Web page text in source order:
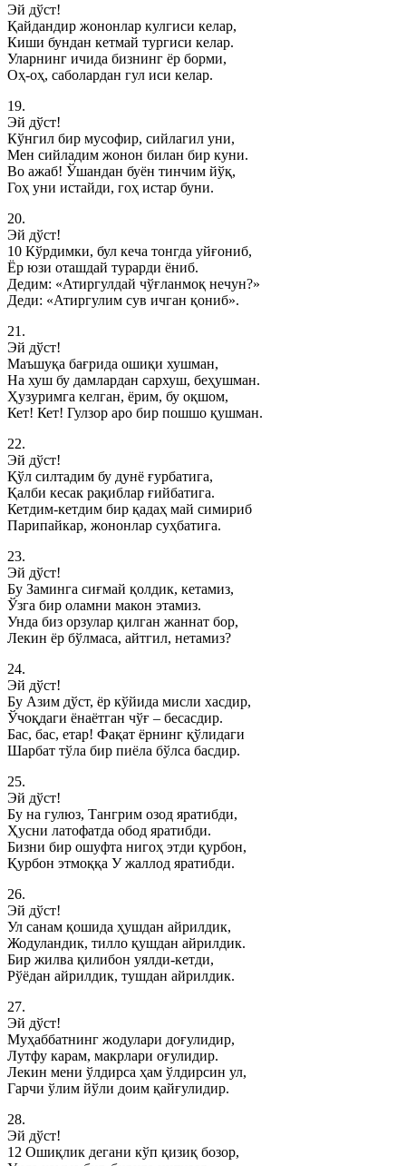
Эй дўст!
Қайдандир жононлар кулгиси келар,
Киши бундан кетмай тургиси келар.
Уларнинг ичида бизнинг ёр борми,
Оҳ-оҳ, саболардан гул иси келар.
19.
Эй дўст!
Кўнгил бир мусофир, сийлагил уни,
Мен сийладим жонон билан бир куни.
Во ажаб! Ўшандан буён тинчим йўқ,
Гоҳ уни истайди, гоҳ истар буни.
20.
Эй дўст!
10 Кўрдимки, бул кеча тонгда уйғониб,
Ёр юзи оташдай турарди ёниб.
Дедим: «Атиргулдай чўғланмоқ нечун?»
Деди: «Атиргулим сув ичган қониб».
21.
Эй дўст!
Маъшуқа бағрида ошиқи хушман,
На хуш бу дамлардан сархуш, беҳушман.
Ҳузуримга келган, ёрим, бу оқшом,
Кет! Кет! Гулзор аро бир пошшо қушман.
22.
Эй дўст!
Қўл силтадим бу дунё ғурбатига,
Қалби кесак рақиблар ғийбатига.
Кетдим-кетдим бир қадаҳ май симириб
Парипайкар, жононлар суҳбатига.
23.
Эй дўст!
Бу Заминга сиғмай қолдик, кетамиз,
Ўзга бир оламни макон этамиз.
Унда биз орзулар қилган жаннат бор,
Лекин ёр бўлмаса, айтгил, нетамиз?
24.
Эй дўст!
Бу Азим дўст, ёр кўйида мисли хасдир,
Ўчоқдаги ёнаётган чўғ – бесасдир.
Бас, бас, етар! Фақат ёрнинг қўлидаги
Шарбат тўла бир пиёла бўлса басдир.
25.
Эй дўст!
Бу на гулюз, Тангрим озод яратибди,
Ҳусни латофатда обод яратибди.
Бизни бир ошуфта нигоҳ этди қурбон,
Қурбон этмоққа У жаллод яратибди.
26.
Эй дўст!
Ул санам қошида ҳушдан айрилдик,
Жодуландик, тилло қушдан айрилдик.
Бир жилва қилибон уялди-кетди,
Рўёдан айрилдик, тушдан айрилдик.
27.
Эй дўст!
Муҳаббатнинг жодулари доғулидир,
Лутфу карам, макрлари оғулидир.
Лекин мени ўлдирса ҳам ўлдирсин ул,
Гарчи ўлим йўли доим қайғулидир.
28.
Эй дўст!
12 Ошиқлик дегани кўп қизиқ бозор,